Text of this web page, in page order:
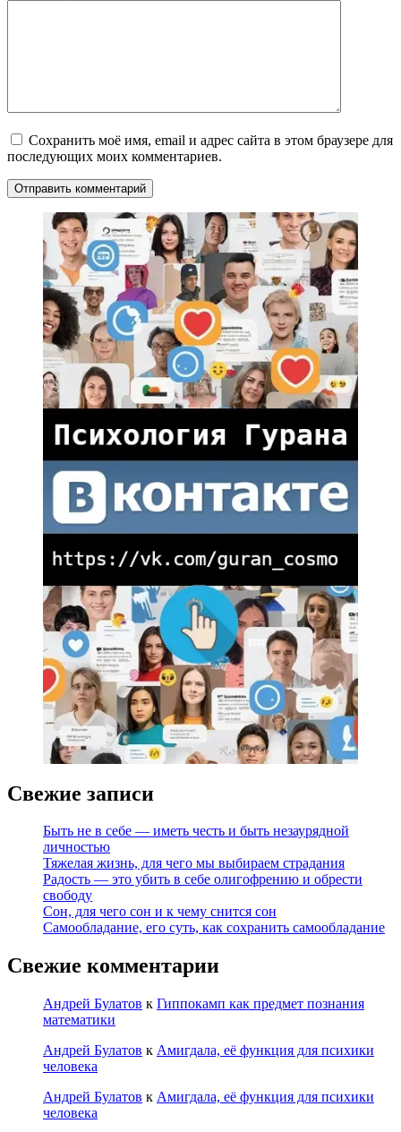
Сохранить моё имя, email и адрес сайта в этом браузере для
последующих моих комментариев.
Свежие записи
Быть не в себе — иметь честь и быть незаурядной
личностью
Тяжелая жизнь, для чего мы выбираем страдания
Радость — это убить в себе олигофрению и обрести
свободу
Сон, для чего сон и к чему снится сон
Самообладание, его суть, как сохранить самообладание
Свежие комментарии
Андрей Булатов к Гиппокамп как предмет познания
математики
Андрей Булатов к Амигдала, её функция для психики
человека
Андрей Булатов к Амигдала, её функция для психики
человека